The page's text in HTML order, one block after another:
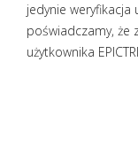
jedynie
poświadczamy, że
użytkownika